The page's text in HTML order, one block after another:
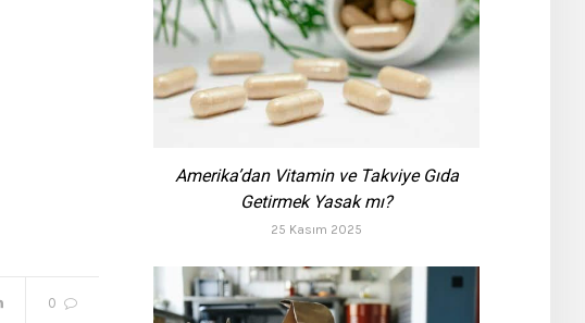
0
Amerika’dan Vitamin ve Takviye Gıda
Getirmek Yasak mı?
25 Kasım 2025